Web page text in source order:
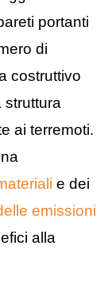
portanti
di
costruttivo
struttura
ai terremoti.
e dei
emissioni
alla